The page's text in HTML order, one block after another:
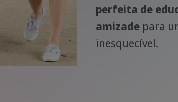
perfeita de
amizade para
inesquecível.